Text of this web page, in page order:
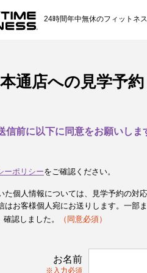
24時間年中無休のフィットネ
通店への見学予約
信前に以下に同意をお願いしま
ーポリシーをご確認ください。
た個人情報については、見学予約の対
はお客様個人宛にお送りします。一部
確認しました。
（同意必須）
お名前
※入力必須